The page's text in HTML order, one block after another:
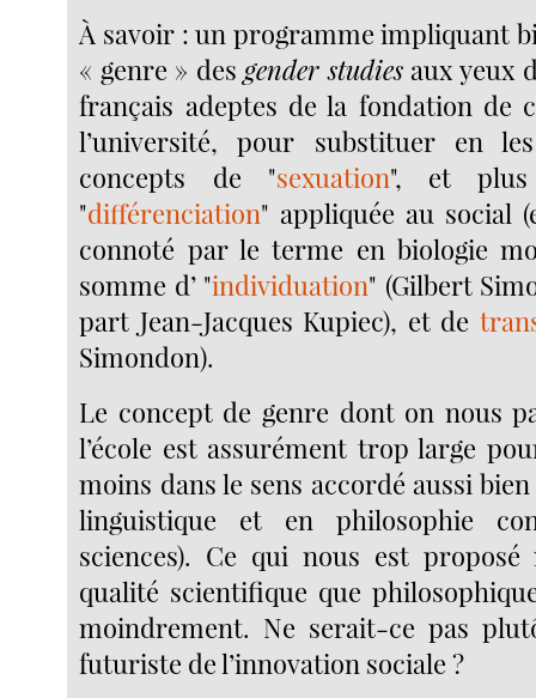
À savoir : un programme impliquant
« genre » desgender studiesaux yeux
français adeptes de la fondation de
l’université, pour substituer en
concepts de "sexuation", et plus
"différenciation" appliquée au social
connoté par le terme en biologie
somme d’ "individuation" (Gilbert
part Jean-Jacques Kupiec), et de
Simondon).
Le concept de genre dont on nous
l’école est assurément trop large
moins dans le sens accordé aussi
linguistique et en philosophie
sciences). Ce qui nous est proposé
qualité scientifique que
moindrement. Ne serait-ce pas
futuriste de l’innovation sociale ?